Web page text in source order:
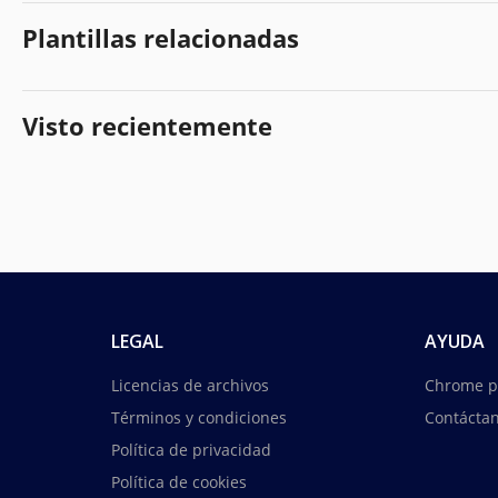
Plantillas relacionadas
Visto recientemente
LEGAL
Licencias de archivos
Términos y condiciones
Política de privacidad
Política de cookies
AYUDA
Chrome